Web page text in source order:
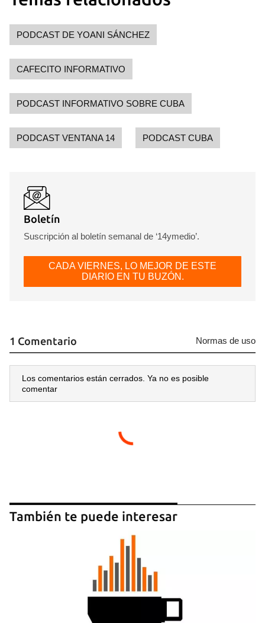
PODCAST DE YOANI SÁNCHEZ
CAFECITO INFORMATIVO
PODCAST INFORMATIVO SOBRE CUBA
PODCAST VENTANA 14 PODCAST CUBA
Boletín
Suscripción al boletín semanal de ‘14ymedio’.
CADA VIERNES, LO MEJOR DE ESTE
DIARIO EN TU BUZÓN.
1 Comentario Normas de uso
Los comentarios están cerrados. Ya no es posible
comentar
También te puede interesar